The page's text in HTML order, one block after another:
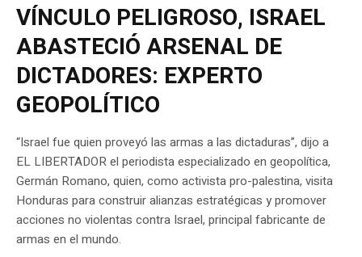
VÍNCULO PELIGROSO, ISRAEL
ABASTECIÓ ARSENAL DE
DICTADORES: EXPERTO
GEOPOLÍTICO
“Israel fue quien proveyó las armas a las dictaduras”, dijo a
EL LIBERTADOR el periodista especializado en geopolítica,
Germán Romano, quien, como activista pro-palestina, visita
Honduras para construir alianzas estratégicas y promover
acciones no violentas contra Israel, principal fabricante de
armas en el mundo.